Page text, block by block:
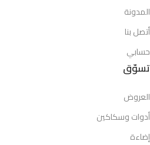
المدونة
أتصل بنا
حسابي
تسوّق
العروض
أدوات وسكاكين
إضاءة